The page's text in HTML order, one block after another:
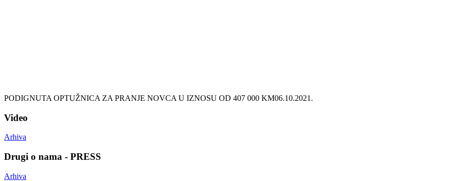
PODIGNUTA OPTUŽNICA ZA PRANJE NOVCA U IZNOSU OD 407 000 KM06.10.2021.
Video
Arhiva
Drugi o nama - PRESS
Arhiva